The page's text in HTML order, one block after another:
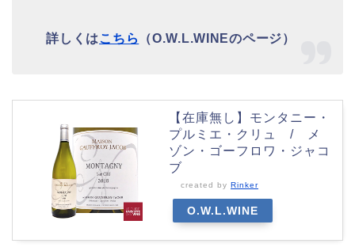
詳しくは こちら （O.W.L.WINEのページ）
【在庫無し】モンタニー・
プルミエ・クリュ / メ
ゾン・ゴーフロワ・ジャコ
ブ
created by Rinker
O.W.L.WINE